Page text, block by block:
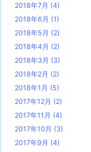
2018年7月 (4)
2018年6月 (1)
2018年5月 (2)
2018年4月 (2)
2018年3月 (3)
2018年2月 (2)
2018年1月 (5)
2017年12月 (2)
2017年11月 (4)
2017年10月 (3)
2017年9月 (4)